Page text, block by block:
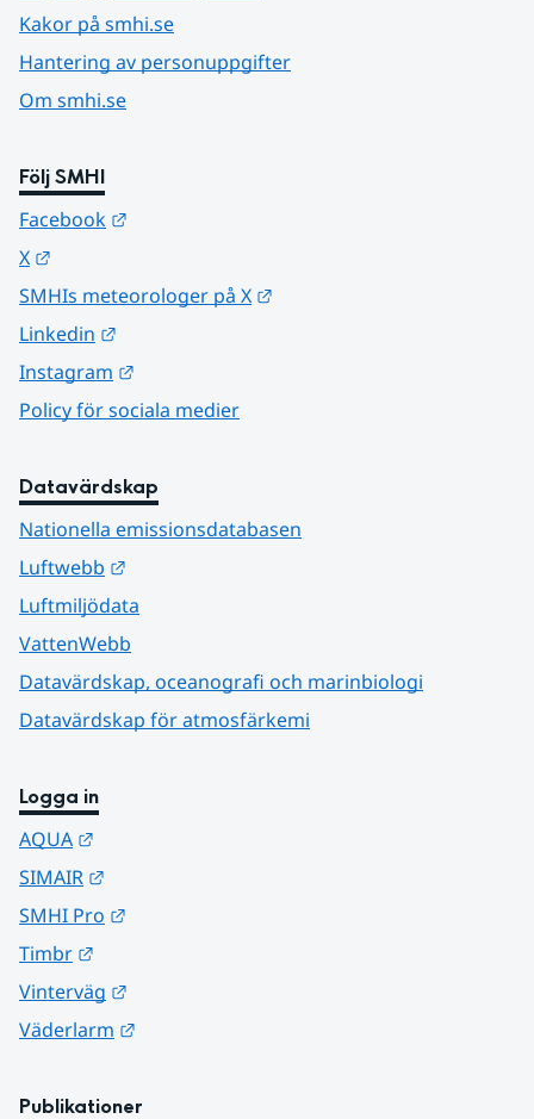
Kakor på smhi.se
Hantering av personuppgifter
Om smhi.se
Följ SMHI
Facebook
X
SMHIs meteorologer på X
Linkedin
Instagram
Policy för sociala medier
Datavärdskap
Nationella emissionsdatabasen
Luftwebb
Luftmiljödata
VattenWebb
Datavärdskap, oceanografi och marinbiologi
Datavärdskap för atmosfärkemi
Logga in
AQUA
SIMAIR
SMHI Pro
Timbr
Vinterväg
Väderlarm
Publikationer